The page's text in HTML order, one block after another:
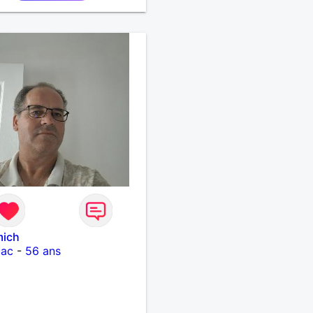
- 56 ans